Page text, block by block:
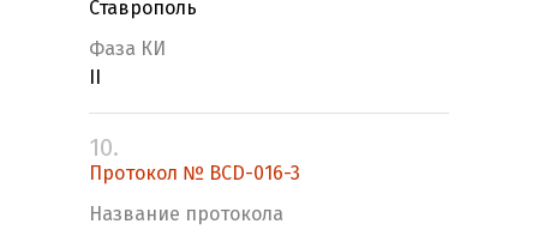
Ставрополь
Фаза КИ
10.
Протокол № BCD-016-3
Название протокола